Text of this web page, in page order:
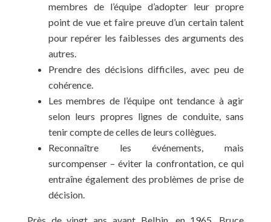
membres de l’équipe d’adopter leur propre
point de vue et faire preuve d’un certain talent
pour repérer les faiblesses des arguments des
autres.
Prendre des décisions difficiles, avec peu de
cohérence.
Les membres de l’équipe ont tendance à agir
selon leurs propres lignes de conduite, sans
tenir compte de celles de leurs collègues.
Reconnaître les événements, mais
surcompenser – éviter la confrontation, ce qui
entraîne également des problèmes de prise de
décision.